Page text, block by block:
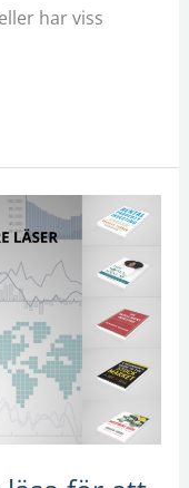
har viss